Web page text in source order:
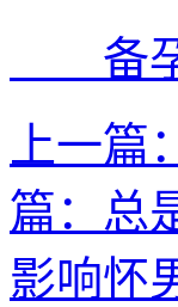
备孕
上一
篇：总
影响怀